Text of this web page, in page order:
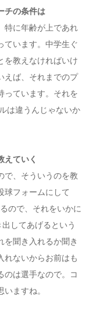
チの条件は
特に年齢が上であれ
ています。中学生ぐ
を教えなければいけ
えば、それまでのプ
っています。それを
は違うんじゃないか
ていく
で、そういうのを教
球フォームにして
ので、それをいかに
してあげるという
を聞き入れるか聞き
れないからお前はも
のは選手なので。コ
ますね。